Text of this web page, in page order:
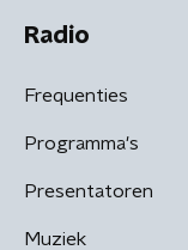
Radio
Frequenties
Programma's
Presentatoren
Muziek